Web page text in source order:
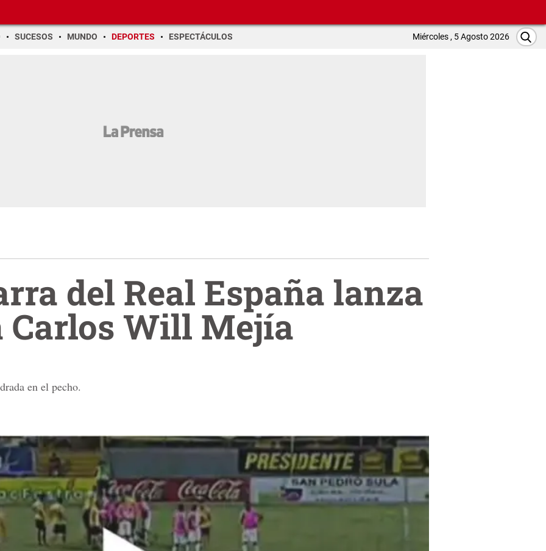
SUCESOS MUNDO DEPORTES ESPECTÁCULOS Miércoles , 5 Agosto 2026
del Real España lanza
Carlos Will Mejía
en el pecho.